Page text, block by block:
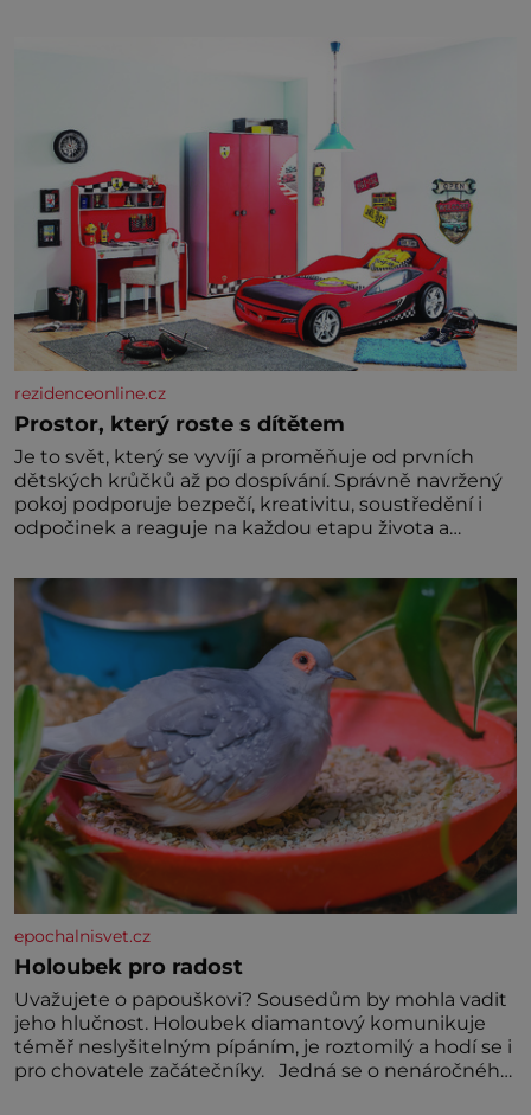
nedokážeme představit. Její příběh je
rezidenceonline.cz
Prostor, který roste s dítětem
Je to svět, který se vyvíjí a proměňuje od prvních
dětských krůčků až po dospívání. Správně navržený
pokoj podporuje bezpečí, kreativitu, soustředění i
odpočinek a reaguje na každou etapu života a
jednoduchost, měkkost a bezpečí, proto by pokoj
miminka měl působit především klidně a útulně.
Předškolní věk je
epochalnisvet.cz
Holoubek pro radost
Uvažujete o papouškovi? Sousedům by mohla vadit
jeho hlučnost. Holoubek diamantový komunikuje
téměř neslyšitelným pípáním, je roztomilý a hodí se i
pro chovatele začátečníky. Jedná se o nenáročného